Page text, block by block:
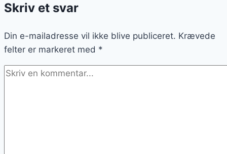
grøntsager
Skriv et svar
Din e-mailadresse vil ikke blive publiceret. Krævede
felter er markeret med *